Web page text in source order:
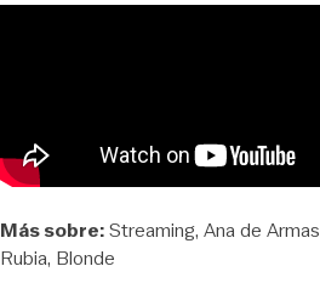
Más sobre:Streaming Ana de Armas
Rubia Blonde